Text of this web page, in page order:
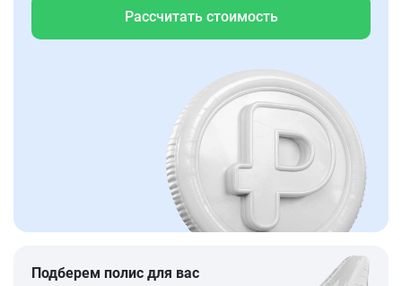
Рассчитать стоимость
Подберем полис для вас